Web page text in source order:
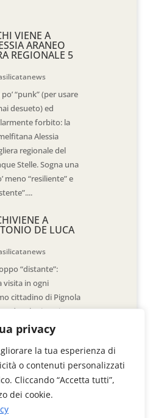
privacy
la tua esperienza di
o contenuti personalizzati
Cliccando “Accetta tutti”,
dei cookie.
VIENE A
ARANEO
REGIONALE 5
“punk” (per usare
desueto) ed
forbito: la
Alessia
regionale del
Stelle. Sogna una
meno “resiliente” e
A
DE LUCA
“distante”:
visita in ogni
cittadino di Pignola
vedere la situazione
è venuto. La
-come sindaci-
stessi» di Walter